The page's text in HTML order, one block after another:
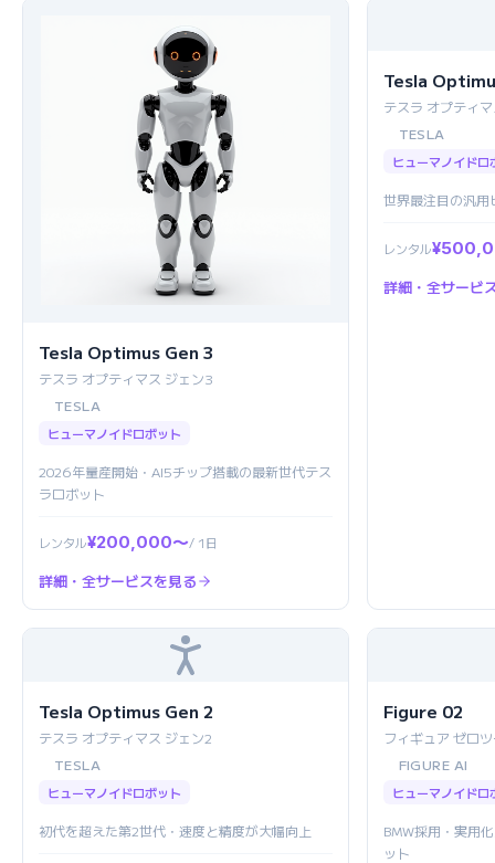
Tesla Optimus Gen 3
テスラ オプティマス ジェン3
TESLA
ヒューマノイドロボット
2026年量産開始・AI5チップ搭載の最新世代テス
ラロボット
レンタル¥200,000〜/ 1日
詳細・全サービスを見る
Tesla
テスラ オプティ
TESLA
ヒューマノイドロ
世界最注目の汎用
レンタル
詳細・全サービ
Tesla Optimus Gen 2
テスラ オプティマス ジェン2
TESLA
ヒューマノイドロボット
初代を超えた第2世代・速度と精度が大幅向上
Figure 02
フィギュア ゼロ
FIGURE AI
ヒューマノイドロ
BMW採用・実用
ット